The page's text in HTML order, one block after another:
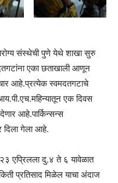
संस्थेची पुणे येथे शाखा सुरु
एका छताखाली आणून
आहे.प्रत्येक स्वमदतगटाचे
एक दिवस
आहे.पार्किन्सन्स
दिला गेला आहे.
२३ एप्रिलला दु.४ ते ६ यावेळात
प्रतिसाद मिळेल याचा अंदाज